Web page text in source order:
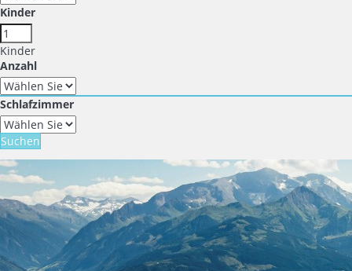
Kinder
Kinder
Anzahl
Schlafzimmer
Suchen